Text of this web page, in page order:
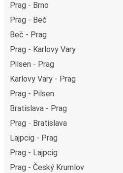
Prag - Brno
Prag - Beč
Beč - Prag
Prag - Karlovy Vary
Pilsen - Prag
Karlovy Vary - Prag
Prag - Pilsen
Bratislava - Prag
Prag - Bratislava
Lajpcig - Prag
Prag - Lajpcig
Prag - Český Krumlov